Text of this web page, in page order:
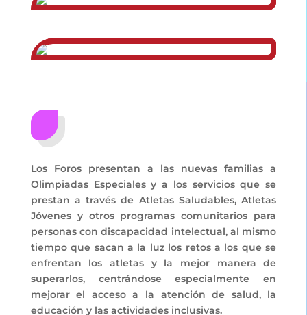
Los Foros presentan a las nuevas familias a
Olimpiadas Especiales y a los servicios que se
prestan a través de Atletas Saludables, Atletas
Jóvenes y otros programas comunitarios para
personas con discapacidad intelectual, al mismo
tiempo que sacan a la luz los retos a los que se
enfrentan los atletas y la mejor manera de
superarlos, centrándose especialmente en
mejorar el acceso a la atención de salud, la
educación y las actividades inclusivas.